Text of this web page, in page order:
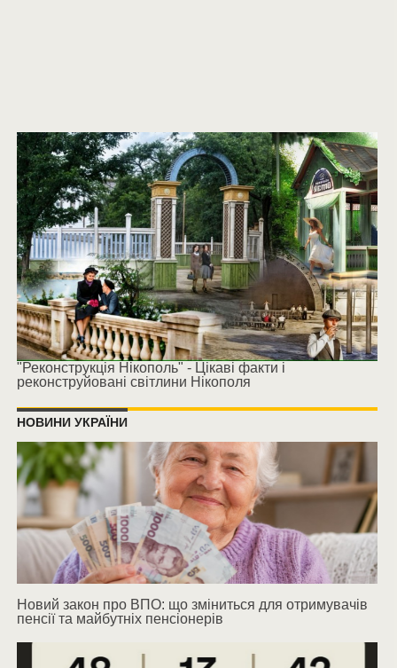
"Реконструкція Нікополь" - Цікаві факти і
реконструйовані світлини Нікополя
НОВИНИ УКРАЇНИ
Новий закон про ВПО: що зміниться для отримувачів
пенсії та майбутніх пенсіонерів